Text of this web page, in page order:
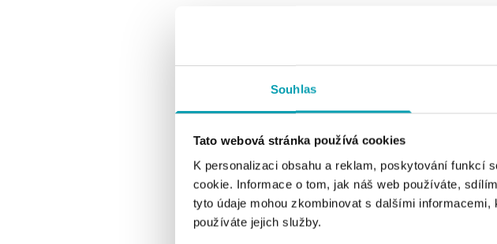
Souhlas
Tato webová stránka používá cookies
K personalizaci obsahu a reklam, poskytování funkcí
cookie. Informace o tom, jak náš web používáte,
tyto údaje mohou zkombinovat s dalšími
používáte jejich služby.
Šperky vám
U každého šperku
doručení 3-8
po obdržení platby
Pokud šperk není